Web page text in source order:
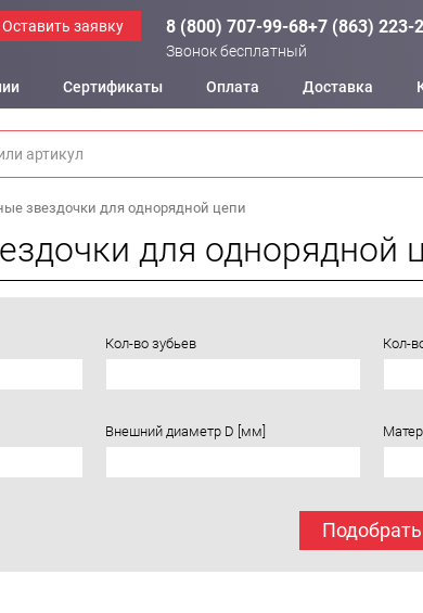
Оставить заявку 8 (800) 707-99-68+7 (863) 223-
Звонок бесплатный
Сертификаты Оплата Доставка
звездочки для однорядной цепи
для однорядной
Кол-во зубьев Кол-
Внешний диаметр D [мм]
Подобрать